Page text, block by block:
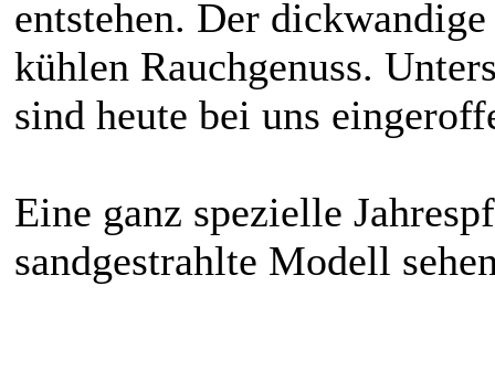
entstehen. Der
kühlen Rauchgenuss.
sind heute bei uns
Eine ganz spezielle
sandgestrahlte Modell